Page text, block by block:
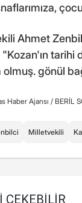
Ahmet
tarihi
olmuş. gönül
Haber Ajansı / BERİL
Milletvekili